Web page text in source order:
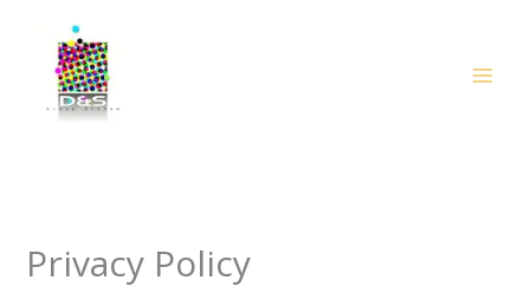
contenuto
Privacy Policy